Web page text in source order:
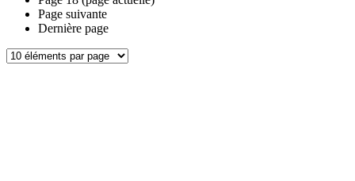
Page suivante
Dernière page